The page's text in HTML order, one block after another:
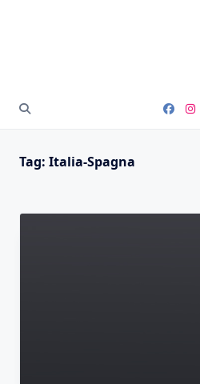
Tag: Italia-Spagna